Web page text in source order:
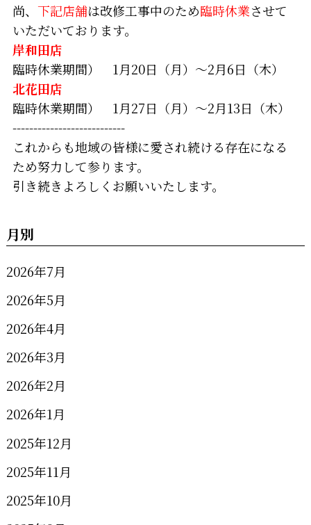
尚、 下記店舗は改修工事中のため臨時休業させて
いただいております。
岸和田店
臨時休業期間） 1月20日（月）～2月6日（木）
北花田店
臨時休業期間） 1月27日（月）～2月13日（木）
---------------------------
これからも地域の皆様に愛され続ける存在になる
ため努力して参ります。
引き続きよろしくお願いいたします。
月別
2026年7月
2026年5月
2026年4月
2026年3月
2026年2月
2026年1月
2025年12月
2025年11月
2025年10月